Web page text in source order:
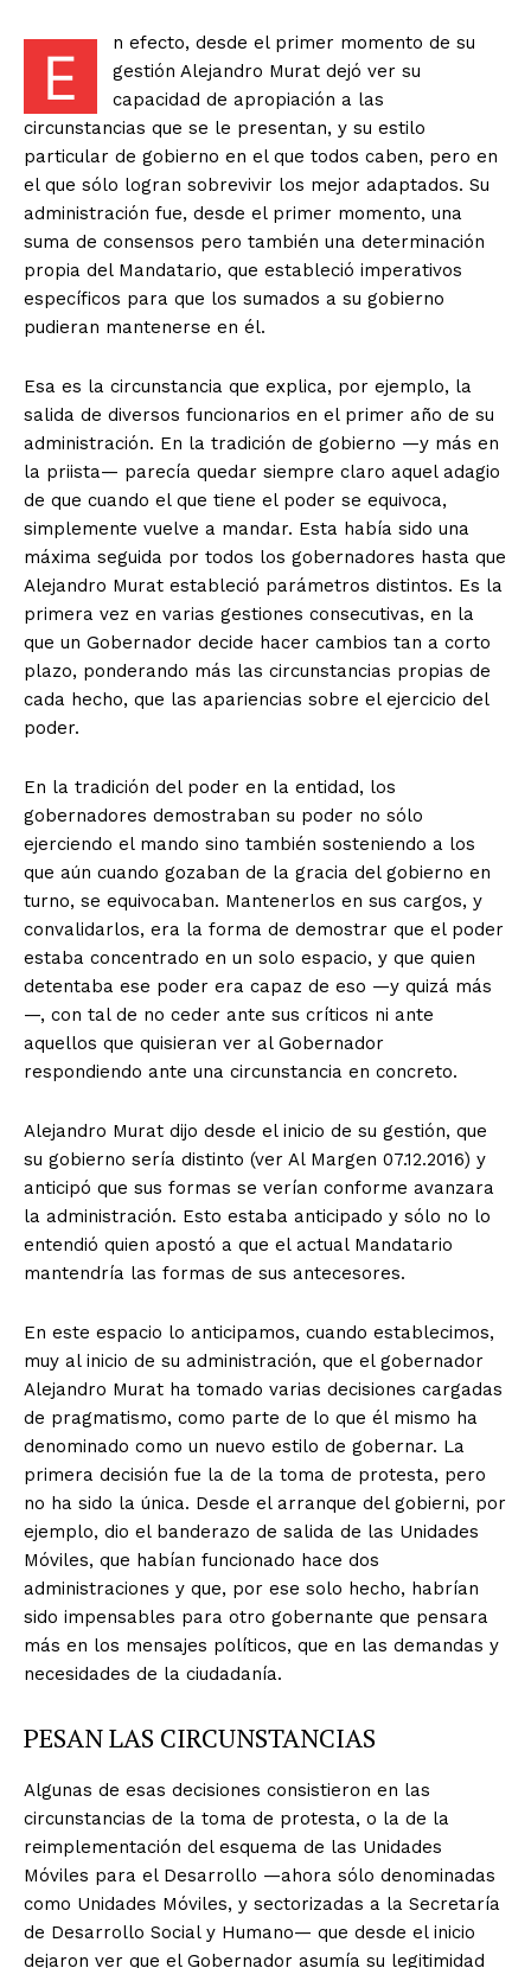
E
n efecto, desde el primer momento de su
gestión Alejandro Murat dejó ver su
capacidad de apropiación a las
circunstancias que se le presentan, y su estilo
particular de gobierno en el que todos caben, pero en
el que sólo logran sobrevivir los mejor adaptados. Su
administración fue, desde el primer momento, una
suma de consensos pero también una determinación
propia del Mandatario, que estableció imperativos
específicos para que los sumados a su gobierno
pudieran mantenerse en él.
Esa es la circunstancia que explica, por ejemplo, la
salida de diversos funcionarios en el primer año de su
administración. En la tradición de gobierno —y más en
la priista— parecía quedar siempre claro aquel adagio
de que cuando el que tiene el poder se equivoca,
simplemente vuelve a mandar. Esta había sido una
máxima seguida por todos los gobernadores hasta que
Alejandro Murat estableció parámetros distintos. Es la
primera vez en varias gestiones consecutivas, en la
que un Gobernador decide hacer cambios tan a corto
plazo, ponderando más las circunstancias propias de
cada hecho, que las apariencias sobre el ejercicio del
poder.
En la tradición del poder en la entidad, los
gobernadores demostraban su poder no sólo
ejerciendo el mando sino también sosteniendo a los
que aún cuando gozaban de la gracia del gobierno en
turno, se equivocaban. Mantenerlos en sus cargos, y
convalidarlos, era la forma de demostrar que el poder
estaba concentrado en un solo espacio, y que quien
detentaba ese poder era capaz de eso —y quizá más
—, con tal de no ceder ante sus críticos ni ante
aquellos que quisieran ver al Gobernador
respondiendo ante una circunstancia en concreto.
Alejandro Murat dijo desde el inicio de su gestión, que
su gobierno sería distinto (ver Al Margen 07.12.2016) y
anticipó que sus formas se verían conforme avanzara
la administración. Esto estaba anticipado y sólo no lo
entendió quien apostó a que el actual Mandatario
mantendría las formas de sus antecesores.
En este espacio lo anticipamos, cuando establecimos,
muy al inicio de su administración, que el gobernador
Alejandro Murat ha tomado varias decisiones cargadas
de pragmatismo, como parte de lo que él mismo ha
denominado como un nuevo estilo de gobernar. La
primera decisión fue la de la toma de protesta, pero
no ha sido la única. Desde el arranque del gobierni, por
ejemplo, dio el banderazo de salida de las Unidades
Móviles, que habían funcionado hace dos
administraciones y que, por ese solo hecho, habrían
sido impensables para otro gobernante que pensara
más en los mensajes políticos, que en las demandas y
necesidades de la ciudadanía.
PESAN LAS CIRCUNSTANCIAS
Algunas de esas decisiones consistieron en las
circunstancias de la toma de protesta, o la de la
reimplementación del esquema de las Unidades
Móviles para el Desarrollo —ahora sólo denominadas
como Unidades Móviles, y sectorizadas a la Secretaría
de Desarrollo Social y Humano— que desde el inicio
dejaron ver que el Gobernador asumía su legitimidad